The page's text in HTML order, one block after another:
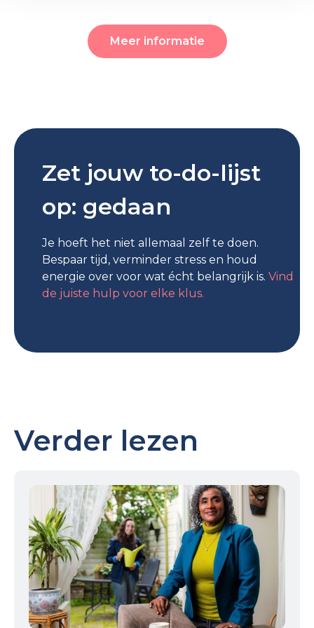
Meer informatie
Zet jouw to-do-lijst
op: gedaan
Je hoeft het niet allemaal zelf te doen.
Bespaar tijd, verminder stress en houd
energie over voor wat écht belangrijk is. Vind
de juiste hulp voor elke klus.
Verder lezen